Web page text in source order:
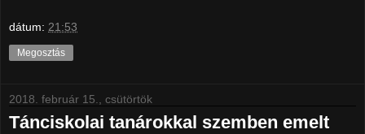
dátum: 21:53
Megosztás
2018. február 15., csütörtök
Tánciskolai tanárokkal szemben emelt